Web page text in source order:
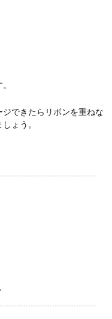
できたらリボンを重ねな
ょう。